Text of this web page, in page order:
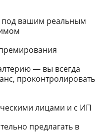
под вашим реальным
— вы всегда
проконтролировать
лицами и с ИП
предлагать в